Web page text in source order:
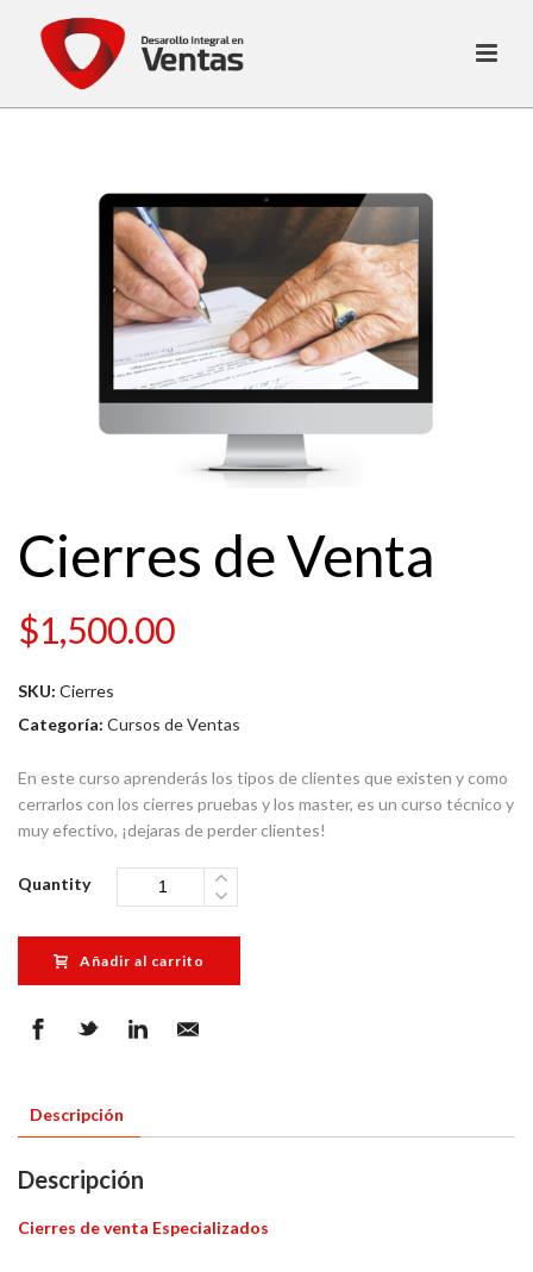
Cierres de Venta
$1,500.00
SKU: Cierres
Categoría: Cursos de Ventas
En este curso aprenderás los tipos de clientes que existen y como
cerrarlos con los cierres pruebas y los master, es un curso técnico y
muy efectivo, ¡dejaras de perder clientes!
Quantity
Añadir al carrito
Descripción
Descripción
Cierres de venta Especializados